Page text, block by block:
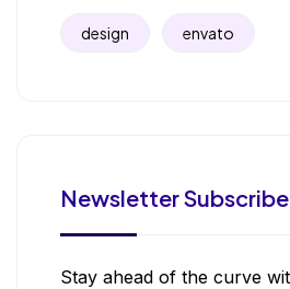
design envato
Newsletter Subscribe
Stay ahead of the curve